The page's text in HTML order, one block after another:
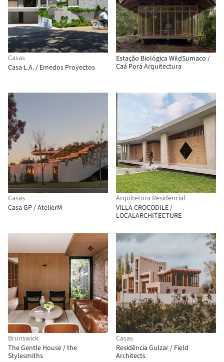
Casas
Casa L.A. / Emedos Proyectos
Estação Biológica WildSumaco /
Caá Porá Arquitectura
Casas
Casa GP / AtelierM
Arquitetura Residencial
VILLA CROCODILE /
LOCALARCHITECTURE
Brunswick
The Gentle House / the
Stylesmiths
Casas
Residência Gulzar / Field
Architects